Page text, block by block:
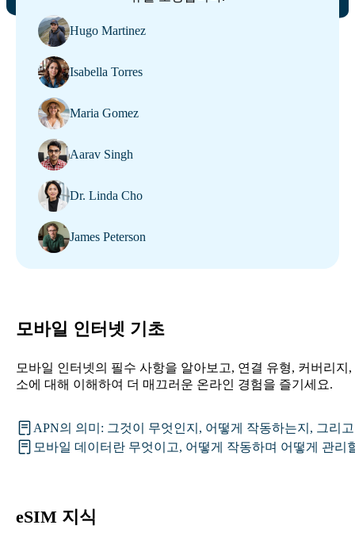
Hugo Martinez
Isabella Torres
Maria Gomez
Aarav Singh
Dr. Linda Cho
James Peterson
모바일 인터넷 기초
모바일 인터넷의 필수 사항을 알아보고, 연결 유형, 커버리지
소에 대해 이해하여 더 매끄러운 온라인 경험을 즐기세요.
APN의 의미: 그것이 무엇인지, 어떻게 작동하는지, 그리
모바일 데이터란 무엇이고, 어떻게 작동하며 어떻게 관리
eSIM 지식